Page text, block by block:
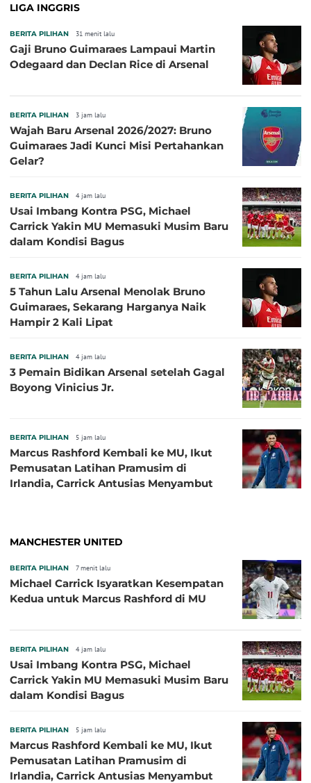
LIGA INGGRIS
BERITA PILIHAN 31 menit lalu
Gaji Bruno Guimaraes Lampaui Martin
Odegaard dan Declan Rice di Arsenal
BERITA PILIHAN 3 jam lalu
Wajah Baru Arsenal 2026/2027: Bruno
Guimaraes Jadi Kunci Misi Pertahankan
Gelar?
BERITA PILIHAN 4 jam lalu
Usai Imbang Kontra PSG, Michael
Carrick Yakin MU Memasuki Musim Baru
dalam Kondisi Bagus
BERITA PILIHAN 4 jam lalu
5 Tahun Lalu Arsenal Menolak Bruno
Guimaraes, Sekarang Harganya Naik
Hampir 2 Kali Lipat
BERITA PILIHAN 4 jam lalu
3 Pemain Bidikan Arsenal setelah Gagal
Boyong Vinicius Jr.
BERITA PILIHAN 5 jam lalu
Marcus Rashford Kembali ke MU, Ikut
Pemusatan Latihan Pramusim di
Irlandia, Carrick Antusias Menyambut
MANCHESTER UNITED
BERITA PILIHAN 7 menit lalu
Michael Carrick Isyaratkan Kesempatan
Kedua untuk Marcus Rashford di MU
BERITA PILIHAN 4 jam lalu
Usai Imbang Kontra PSG, Michael
Carrick Yakin MU Memasuki Musim Baru
dalam Kondisi Bagus
BERITA PILIHAN 5 jam lalu
Marcus Rashford Kembali ke MU, Ikut
Pemusatan Latihan Pramusim di
Irlandia, Carrick Antusias Menyambut